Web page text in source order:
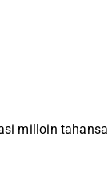
milloin tahansa